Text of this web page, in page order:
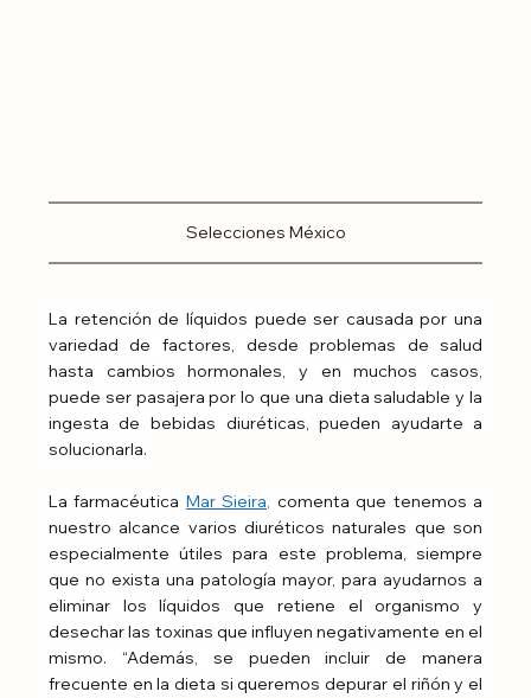
Selecciones México
La retención de líquidos puede ser causada por una
variedad de factores, desde problemas de salud
hasta cambios hormonales, y en muchos casos,
puede ser pasajera por lo que una dieta saludable y la
ingesta de bebidas diuréticas, pueden ayudarte a
solucionarla.
La farmacéutica Mar Sieira, comenta que tenemos a
nuestro alcance varios diuréticos naturales que son
especialmente útiles para este problema, siempre
que no exista una patología mayor, para ayudarnos a
eliminar los líquidos que retiene el organismo y
desechar las toxinas que influyen negativamente en el
mismo. “Además, se pueden incluir de manera
frecuente en la dieta si queremos depurar el riñón y el